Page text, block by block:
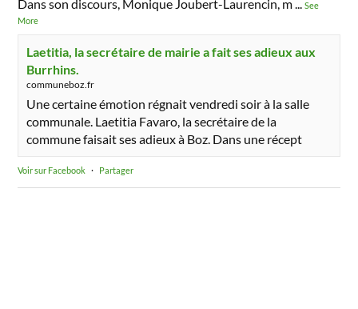
Dans son discours, Monique Joubert-Laurencin, m...See
More
Laetitia, la secrétaire de mairie a fait ses adieux aux
Burrhins.
communeboz.fr
Une certaine émotion régnait vendredi soir à la salle
communale. Laetitia Favaro, la secrétaire de la
commune faisait ses adieux à Boz. Dans une récept
Voir sur Facebook · Partager